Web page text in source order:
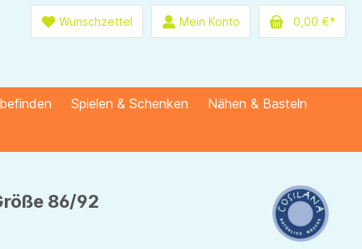
Wunschzettel Mein Konto 0,00 €*
Spielen & Schenken
Nähen & Basteln
86/92